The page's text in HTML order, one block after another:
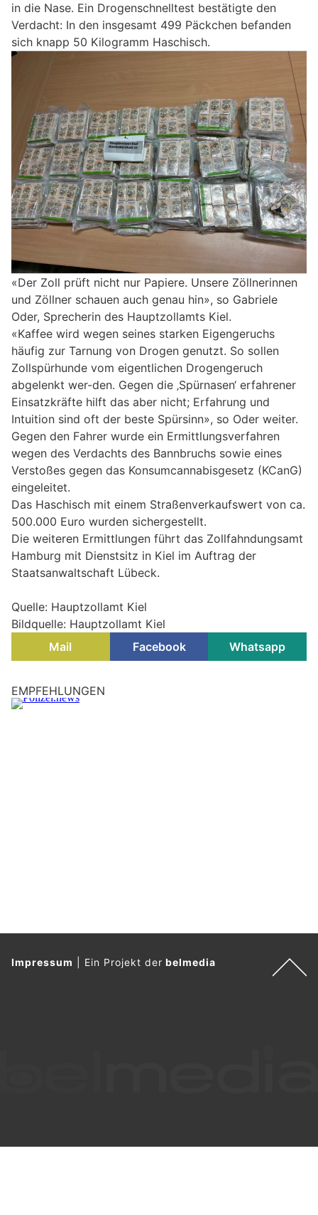
in die Nase. Ein Drogenschnelltest bestätigte den
Verdacht: In den insgesamt 499 Päckchen befanden
sich knapp 50 Kilogramm Haschisch.
«Der Zoll prüft nicht nur Papiere. Unsere Zöllnerinnen
und Zöllner schauen auch genau hin», so Gabriele
Oder, Sprecherin des Hauptzollamts Kiel.
«Kaffee wird wegen seines starken Eigengeruchs
häufig zur Tarnung von Drogen genutzt. So sollen
Zollspürhunde vom eigentlichen Drogengeruch
abgelenkt wer-den. Gegen die ‚Spürnasen‘ erfahrener
Einsatzkräfte hilft das aber nicht; Erfahrung und
Intuition sind oft der beste Spürsinn», so Oder weiter.
Gegen den Fahrer wurde ein Ermittlungsverfahren
wegen des Verdachts des Bannbruchs sowie eines
Verstoßes gegen das Konsumcannabisgesetz (KCanG)
eingeleitet.
Das Haschisch mit einem Straßenverkaufswert von ca.
500.000 Euro wurden sichergestellt.
Die weiteren Ermittlungen führt das Zollfahndungsamt
Hamburg mit Dienstsitz in Kiel im Auftrag der
Staatsanwaltschaft Lübeck.
Quelle: Hauptzollamt Kiel
Bildquelle: Hauptzollamt Kiel
Mail
Facebook Whatsapp
EMPFEHLUNGEN
Impressum Ein Projekt derbelmedia